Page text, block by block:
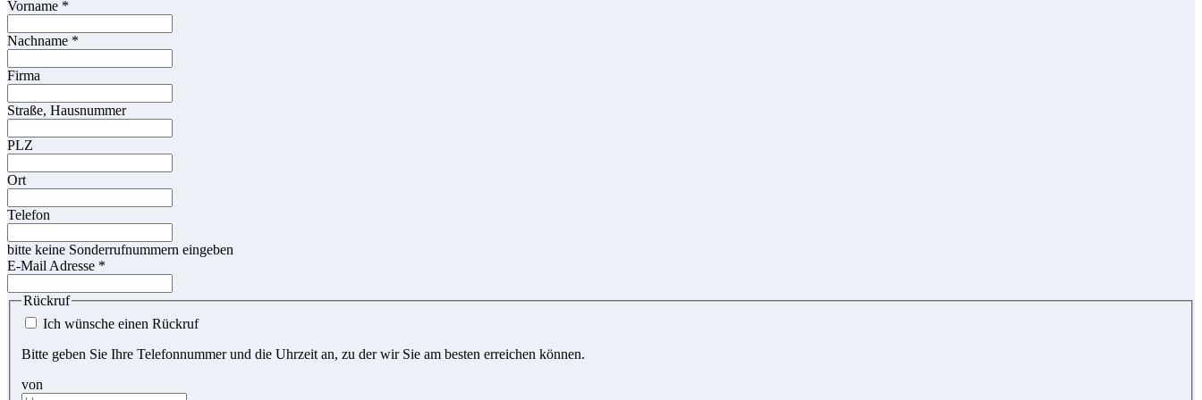
Vorname *
Nachname *
Firma
Straße, Hausnummer
PLZ
Ort
Telefon
bitte keine Sonderrufnummern eingeben
E-Mail Adresse *
Rückruf
Ich wünsche einen Rückruf
Bitte geben Sie Ihre Telefonnummer und die Uhrzeit an, zu der wir Sie am besten erreichen können.
von